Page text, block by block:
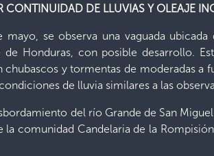
CONTINUIDAD DE LLUVIAS Y OLEAJE
se observa una vaguada
Honduras, con posible desarrollo.
y tormentas de moderadas
de lluvia similares a las
del río Grande de San
comunidad Candelaria de la